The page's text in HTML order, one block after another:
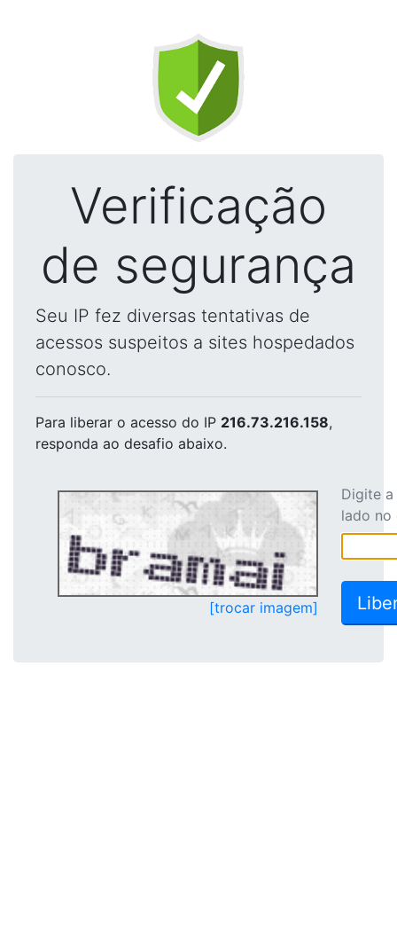
Verificação
de segurança
Seu IP fez diversas tentativas de
acessos suspeitos a sites hospedados
conosco.
Para liberar o acesso do IP 216.73.216.158,
responda ao desafio abaixo.
[trocar imagem]
Digite
lado no